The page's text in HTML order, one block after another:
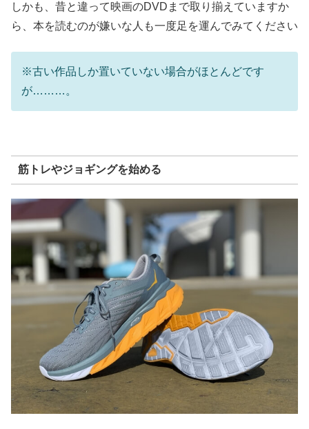
しかも、昔と違って映画のDVDまで取り揃えていますか
ら、本を読むのが嫌いな人も一度足を運んでみてください
※古い作品しか置いていない場合がほとんどです
が………。
筋トレやジョギングを始める